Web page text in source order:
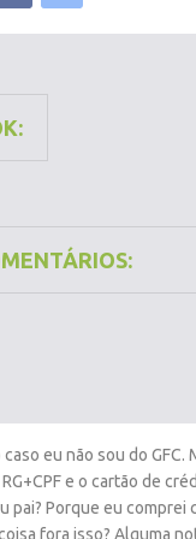
eu não sou do GFC.
e o cartão de
pai? Porque eu
fora isso? Alguma